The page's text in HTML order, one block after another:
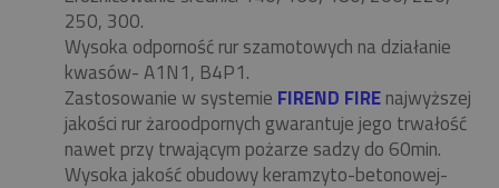
250, 300.
Wysoka odporność rur szamotowych na działanie
kwasów- A1N1, B4P1.
Zastosowanie w systemie FIREND FIREnajwyższej
jakości rur żaroodpornych gwarantuje jego trwałość
nawet przy trwającym pożarze sadzy do 60min.
Wysoka jakość obudowy keramzyto-betonowej-